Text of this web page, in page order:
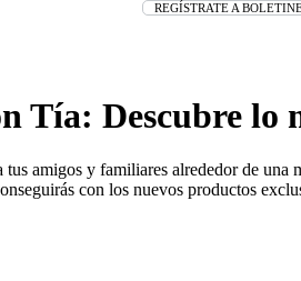
REGÍSTRATE A
Tía: Descubre lo
amigos y familiares alrededor de
con los nuevos productos